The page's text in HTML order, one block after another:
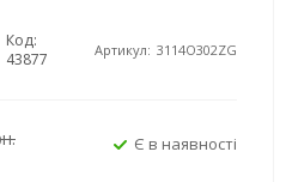
Код:
43877
Артикул: 3114O302ZG
Є в наявності